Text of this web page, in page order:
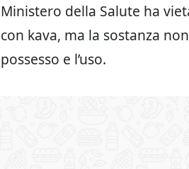
Ministero della Salute ha
con kava, ma la sostanza
possesso e l’uso.